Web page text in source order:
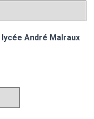
André Malraux